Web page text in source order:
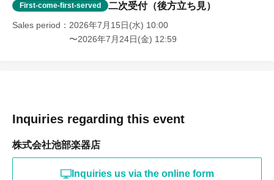
First-come-first-served 二次受付（後方立ち見）
Sales period
2026年7月15日(水) 10:00
〜2026年7月24日(金) 12:59
Inquiries regarding this event
株式会社池部楽器店
Inquiries us via the online form